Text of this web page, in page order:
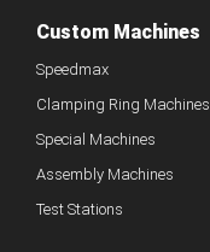
Custom Machines
Speedmax
Clamping Ring Machines
Special Machines
Assembly Machines
Test Stations